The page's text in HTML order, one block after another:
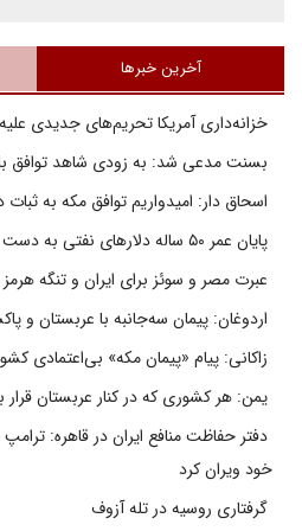
آخرین خبرها
خزانه‌داری آمریکا تحریم‌های جدیدی علیه
بسنت مدعی شد: به زودی شاهد توافق با
اسحاق دار: امیدواریم توافق مکه به
پایان عمر ۵۰ ساله دلارهای نفتی به دست ایران
عبرت مصر و سوئز برای ایران و تنگه هرمز
اردوغان: پیمان سه‌جانبه با عربستان
زاکانی: پیام «پیمان مکه» بی‌اعتمادی
یمن: هر کشوری که در کنار عربستان قرار
دفتر حفاظت منافع ایران در قاهره:
خود ویران کرد
گرفتاری روسیه در تله آزوف